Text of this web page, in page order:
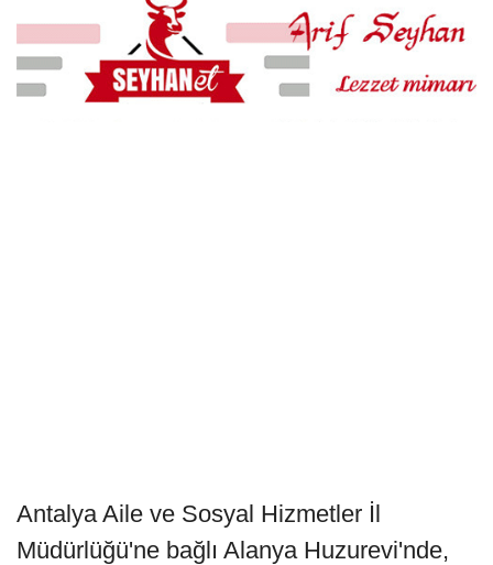
Antalya Aile ve Sosyal Hizmetler İl
Müdürlüğü'ne bağlı Alanya Huzurevi'nde,